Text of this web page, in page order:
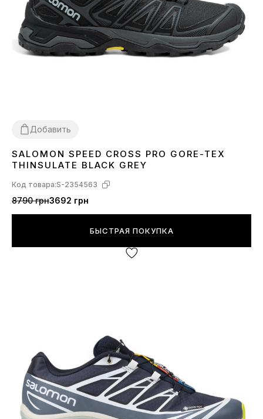
Добавить
414243 44 45 46
SALOMON SPEED CROSS PRO GORE-TEX
THINSULATE BLACK GREY
Код товара:S-2354563
8790 грн3692 грн
БЫСТРАЯ ПОКУПКА